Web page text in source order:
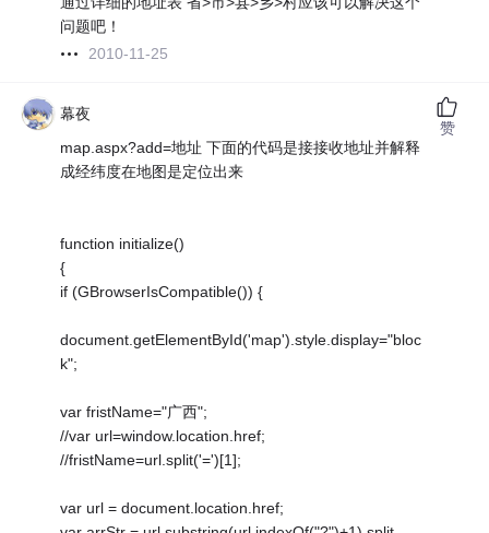
问题吧！
2010-11-25
幕夜
map.aspx?add=地址 下面的代码是接接收地址并解释
成经纬度在地图是定位出来
function initialize()
{
if (GBrowserIsCompatible()) {
document.getElementById('map').style.display="bloc
k";
var fristName="广西";
//var url=window.location.href;
//fristName=url.split('=')[1];
var url = document.location.href;
赞